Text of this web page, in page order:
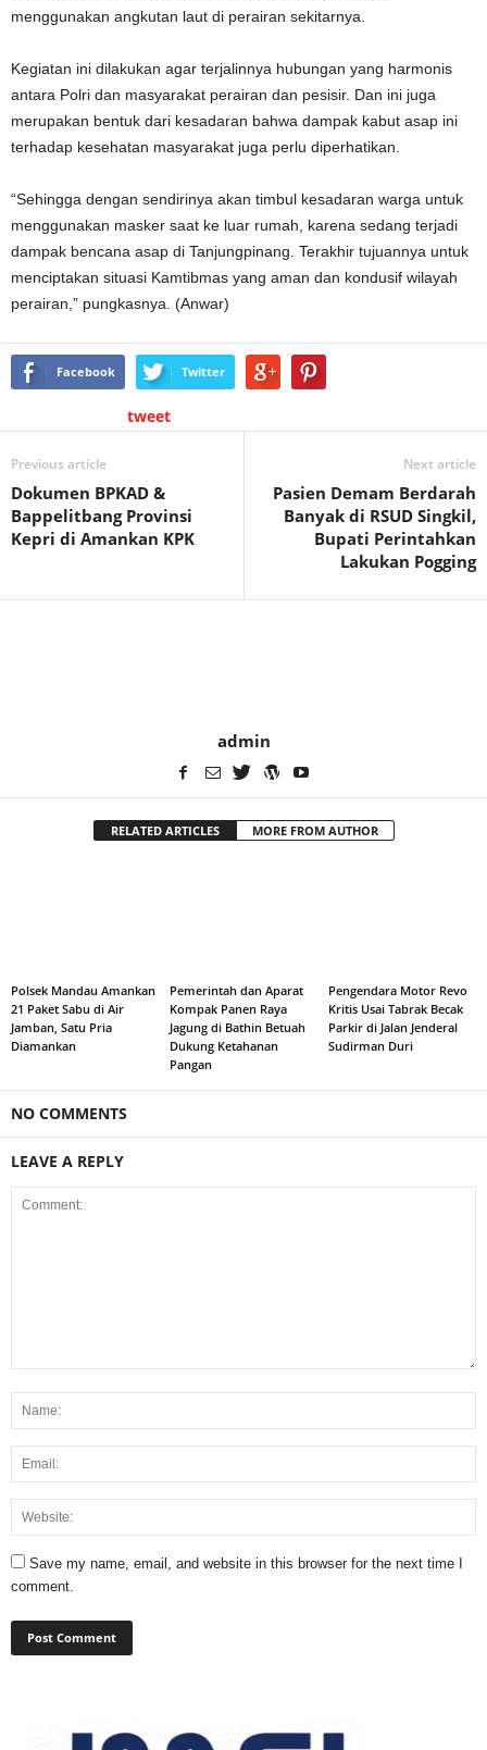
menggunakan angkutan laut di perairan sekitarnya.
Kegiatan ini dilakukan agar terjalinnya hubungan yang harmonis
antara Polri dan masyarakat perairan dan pesisir. Dan ini juga
merupakan bentuk dari kesadaran bahwa dampak kabut asap ini
terhadap kesehatan masyarakat juga perlu diperhatikan.
“Sehingga dengan sendirinya akan timbul kesadaran warga untuk
menggunakan masker saat ke luar rumah, karena sedang terjadi
dampak bencana asap di Tanjungpinang. Terakhir tujuannya untuk
menciptakan situasi Kamtibmas yang aman dan kondusif wilayah
perairan,” pungkasnya. (Anwar)
Facebook Twitter
tweet
Previous article
Dokumen BPKAD &
Bappelitbang Provinsi
Kepri di Amankan KPK
Next article
Pasien Demam Berdarah
Banyak di RSUD Singkil,
Bupati Perintahkan
Lakukan Pogging
admin
RELATED ARTICLES MORE FROM AUTHOR
Polsek Mandau Amankan
21 Paket Sabu di Air
Jamban, Satu Pria
Diamankan
Pemerintah dan Aparat
Kompak Panen Raya
Jagung di Bathin Betuah
Dukung Ketahanan
Pangan
Pengendara Motor Revo
Kritis Usai Tabrak Becak
Parkir di Jalan Jenderal
Sudirman Duri
NO COMMENTS
LEAVE A REPLY
Save my name, email, and website in this browser for the next time I
comment.